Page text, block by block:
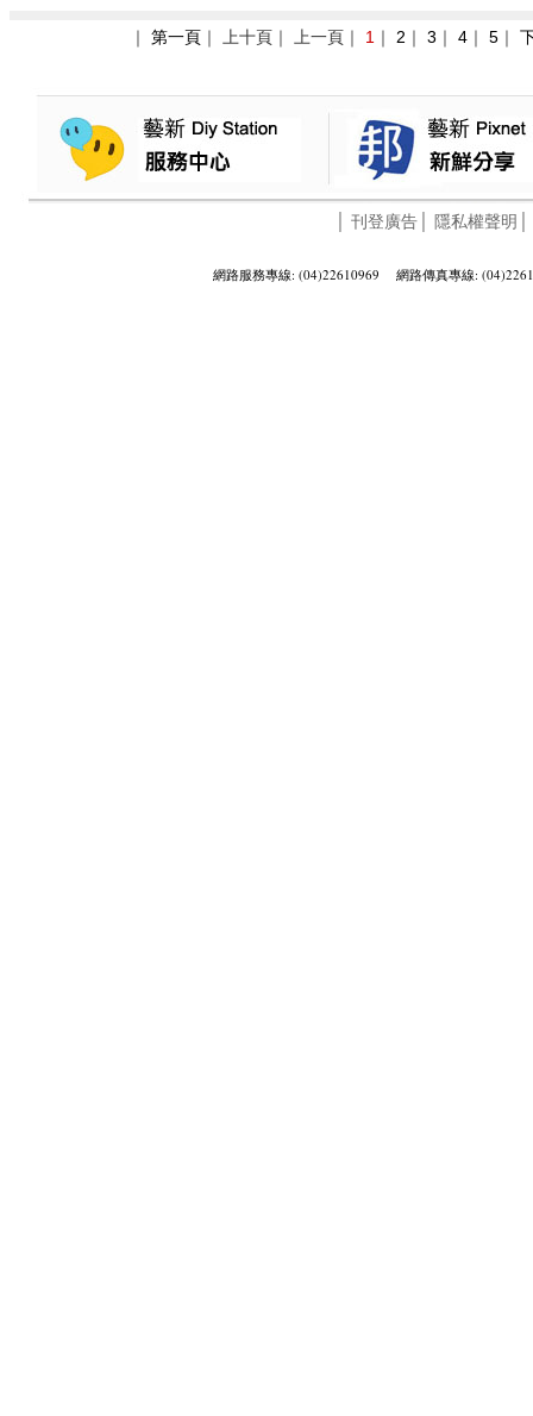
｜ 第一頁 ｜ 上十頁｜ 上一頁｜ 1 ｜ 2 ｜ 3 ｜ 4 ｜ 5 ｜
刊登廣告│ 隱私權聲明
網路服務專線: (04)22610969 網路傳真專線: